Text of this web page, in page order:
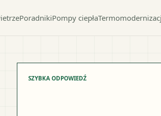
PoradnikiPompy ciepła
SZYBKA ODPOWIEDŹ